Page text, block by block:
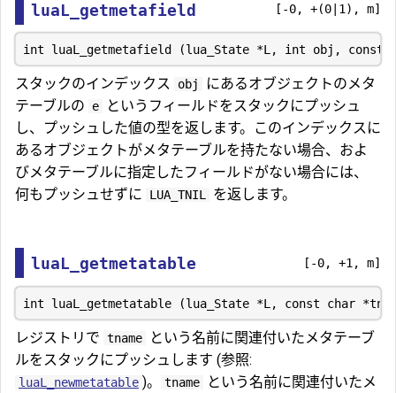
luaL_getmetafield [-0, +(0|1), m]
スタックのインデックス obj
にあるオブジェクトのメタ
テーブルの
e
というフィールドをスタックにプッシュ
し、プッシュした値の型を返します。このインデックスに
あるオブジェクトがメタテーブルを持たない場合、およ
びメタテーブルに指定したフィールドがない場合には、
何もプッシュせずに
LUA_TNIL を返します。
luaL_getmetatable [-0, +1, m]
レジストリで tname
という名前に関連付いたメタテーブ
ルをスタックにプッシュします (参照:
luaL_newmetatable )。 tname
という名前に関連付いたメ